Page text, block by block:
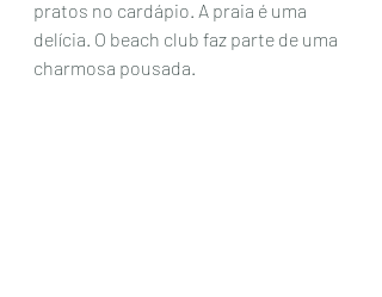
pratos no cardápio. A praia é uma
delícia. O beach club faz parte de uma
charmosa pousada.